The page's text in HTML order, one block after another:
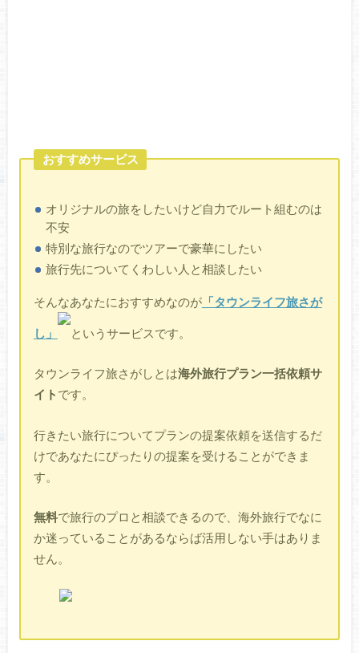
おすすめサービス
オリジナルの旅をしたいけど自力でルート組むのは
不安
特別な旅行なのでツアーで豪華にしたい
旅行先についてくわしい人と相談したい
そんなあなたにおすすめなのが「タウンライフ旅さが
し」 というサービスです。
タウンライフ旅さがしとは海外旅行プラン一括依頼サ
イト です。
行きたい旅行についてプランの提案依頼を送信するだ
けであなたにぴったりの提案を受けることができま
す。
無料で旅行のプロと相談できるので、海外旅行でなに
か迷っていることがあるならば活用しない手はありま
せん。